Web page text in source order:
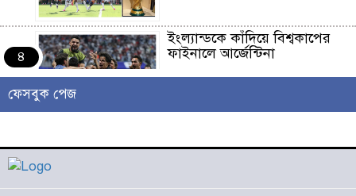
৪
ইংল্যান্ডকে কাঁদিয়ে বিশ্বকাপের
ফাইনালে আর্জেন্টিনা
৫
চরমোনাই
ফেসবুক পেজ